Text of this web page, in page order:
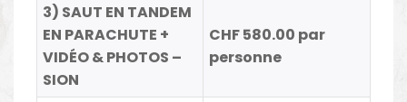
3) SAUT EN TANDEM
EN PARACHUTE +
VIDÉO & PHOTOS –
SION
CHF 580.00 par
personne